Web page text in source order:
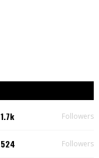
1.7k Followers
524 Followers